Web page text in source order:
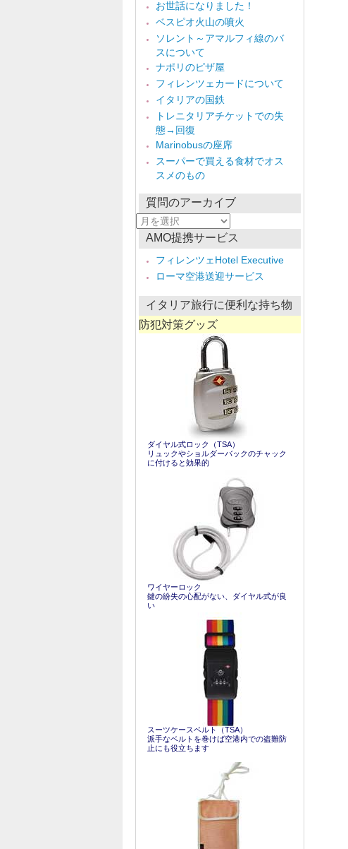
お世話になりました！
ベスピオ火山の噴火
ソレント～アマルフィ線のバ
スについて
ナポリのピザ屋
フィレンツェカードについて
イタリアの国鉄
トレニタリアチケットでの失
態→回復
Marinobusの座席
スーパーで買える食材でオス
スメのもの
質問のアーカイブ
質
問
AMO提携サービス
フィレンツェHotel Executive
ローマ空港送迎サービス
イタリア旅行に便利な持ち物
防犯対策グッズ
ダイヤル式ロック（TSA）
リュックやショルダーバックのチャック
に付けると効果的
ワイヤーロック
鍵の紛失の心配がない、ダイヤル式が良
い
スーツケースベルト（TSA）
派手なベルトを巻けば空港内での盗難防
止にも役立ちます